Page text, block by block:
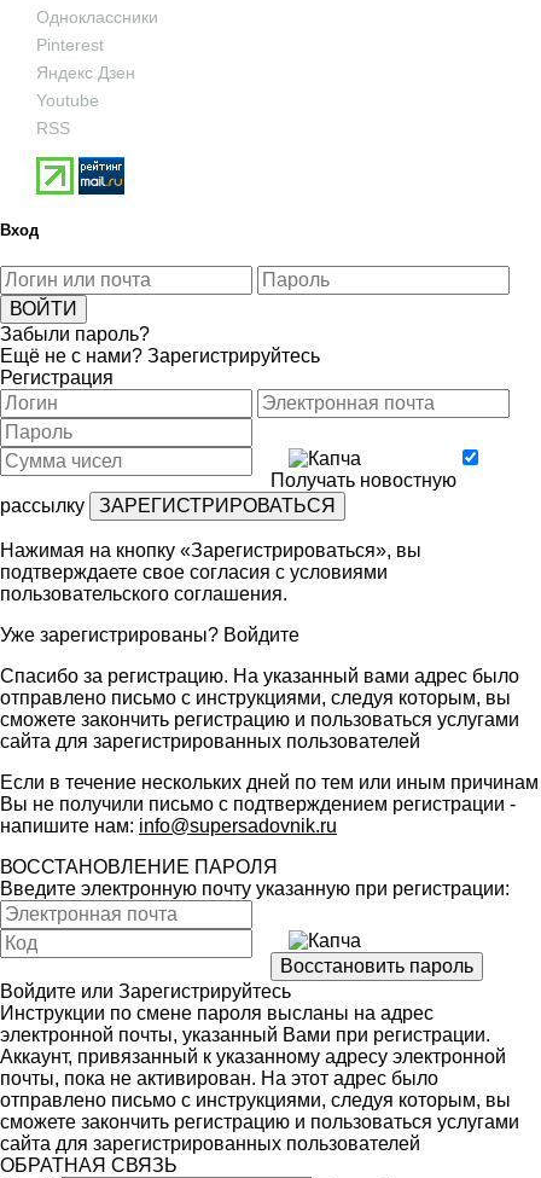
Одноклассники
Pinterest
Яндекс Дзен
Youtube
RSS
Вход
Забыли пароль?
Ещё не с нами? Зарегистрируйтесь
Регистрация
Получать новостную
рассылку
Нажимая на кнопку «Зарегистрироваться», вы
подтверждаете свое согласия с условиями
пользовательского соглашения.
Уже зарегистрированы? Войдите
Спасибо за регистрацию. На указанный вами адрес было
отправлено письмо с инструкциями, следуя которым, вы
сможете закончить регистрацию и пользоваться услугами
сайта для зарегистрированных пользователей
Если в течение нескольких дней по тем или иным причинам
Вы не получили письмо с подтверждением регистрации -
напишите нам: info@supersadovnik.ru
ВОССТАНОВЛЕНИЕ ПАРОЛЯ
Введите электронную почту указанную при регистрации:
Войдите или Зарегистрируйтесь
Инструкции по смене пароля высланы на адрес
электронной почты, указанный Вами при регистрации.
Аккаунт, привязанный к указанному адресу электронной
почты, пока не активирован. На этот адрес было
отправлено письмо с инструкциями, следуя которым, вы
сможете закончить регистрацию и пользоваться услугами
сайта для зарегистрированных пользователей
ОБРАТНАЯ СВЯЗЬ